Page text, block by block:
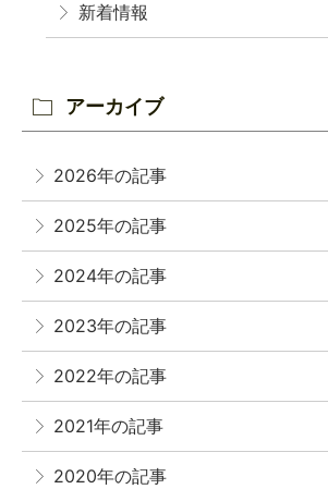
新着情報
アーカイブ
2026年の記事
2025年の記事
2024年の記事
2023年の記事
2022年の記事
2021年の記事
2020年の記事